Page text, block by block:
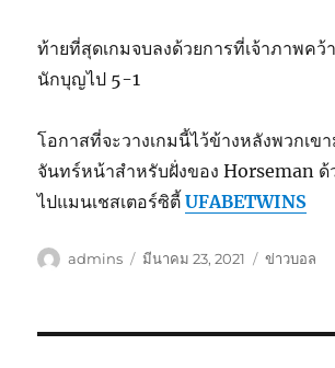
ท้ายที่สุดเกมจบลงด้วยการที่เจ้าภาพคว้
นักบุญไป 5-1
โอกาสที่จะวางเกมนี้ไว้ข้างหลังพวกเข
จันทร์หน้าสำหรับฝั่งของ Horseman ด้
ไปแมนเชสเตอร์ซิตี้UFABETWINS
ผู้
admins
เขียน
มีนาคม 23, 2021
หมวด
ข่าวบอล